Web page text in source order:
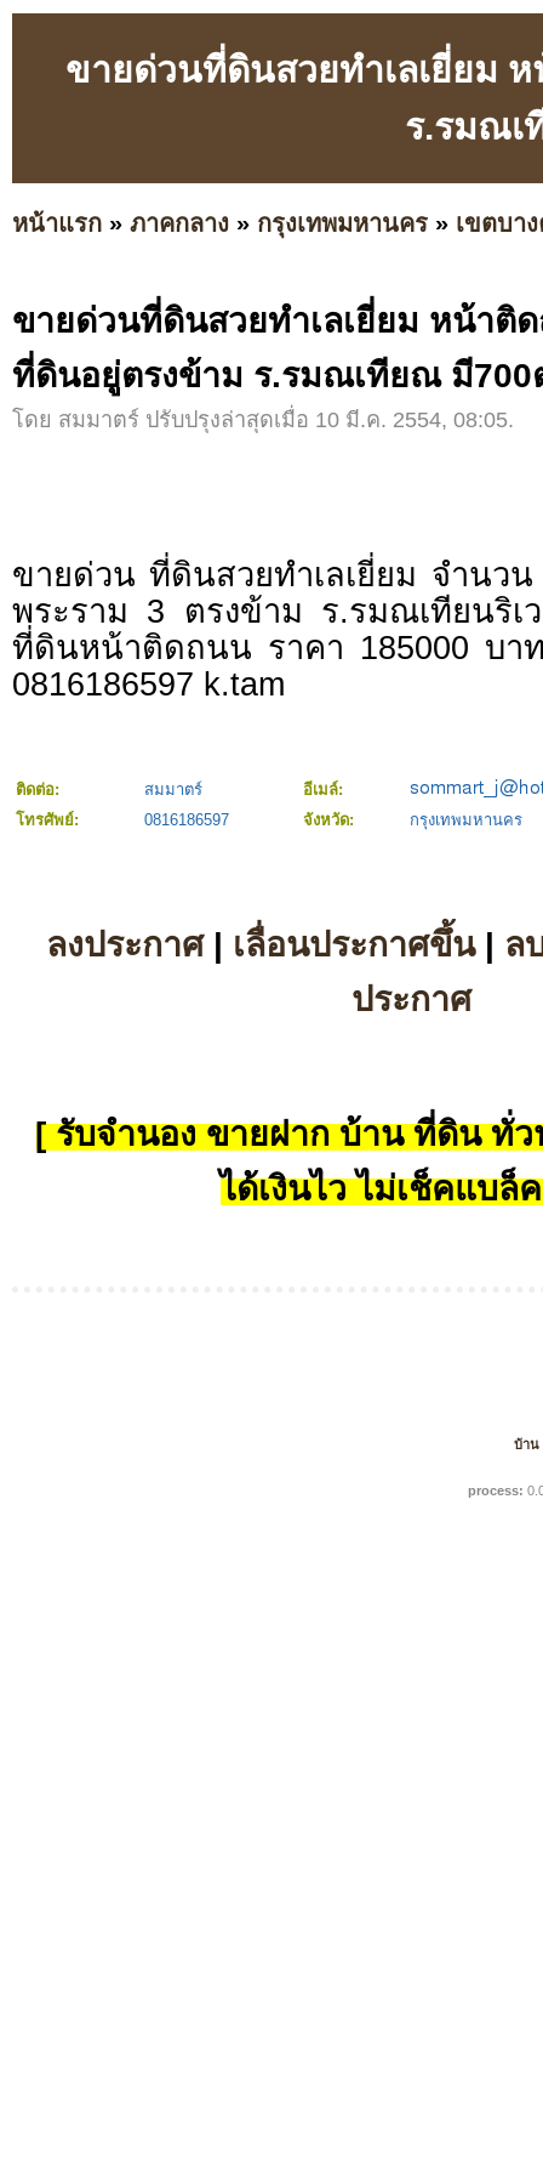
ขายด่วนที่ดินสวยทำเลเยี่ยม
ร.รมณเ
หน้าแรก » ภาคกลาง » กรุงเทพมหานคร » เขตบา
ขายด่วนที่ดินสวยทำเลเยี่ยม หน้าติ
ที่ดินอยู่ตรงข้าม ร.รมณเทียณ มี700
โดย สมมาตร์ ปรับปรุงล่าสุดเมื่อ 10 มี.ค. 2554, 08:05.
ขายด่วน ที่ดินสวยทำเลเยี่ยม จำนว
พระราม 3 ตรงข้าม ร.รมณเทียนริเ
ที่ดินหน้าติดถนน ราคา 185000 บา
0816186597 k.tam
ติดต่อ: สมมาตร์
อีเมล์:
โทรศัพย์:
0816186597 จังหวัด: กรุงเทพมหานคร
ลงประกาศ| เลื่อนประกาศขึ้น| ล
ประกาศ
[ รับจำนอง ขายฝาก บ้าน ที่ดิน ทั่ว
ได้เงินไว ไม่เช็คแบล็
บ้าน
process: